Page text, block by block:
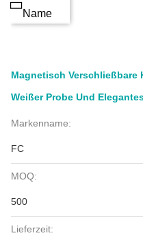
Magnetisch Verschließbare
Weißer Probe Und
Markenname:
FC
MOQ:
500
Lieferzeit: